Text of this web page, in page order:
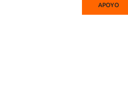
APOYO